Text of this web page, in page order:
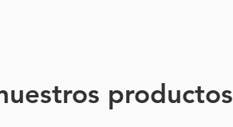
productos